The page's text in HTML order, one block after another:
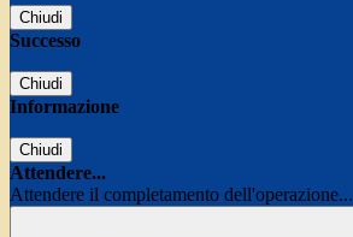
Chiudi
Successo
Chiudi
Informazione
Chiudi
Attendere...
Attendere il completamento dell'operazione...